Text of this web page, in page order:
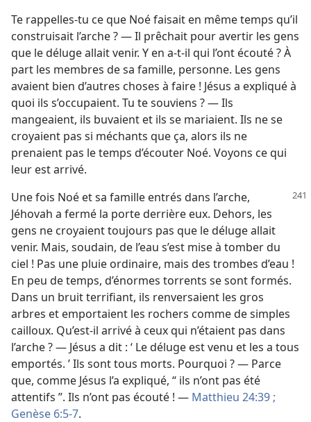
Te rappelles-​tu ce que Noé faisait en même temps qu’il
construisait l’arche ? — Il prêchait pour avertir les gens
que le déluge allait venir. Y en a-​t-​il qui l’ont écouté ? À
part les membres de sa famille, personne. Les gens
avaient bien d’autres choses à faire ! Jésus a expliqué à
quoi ils s’occupaient. Tu te souviens ? — Ils
mangeaient, ils buvaient et ils se mariaient. Ils ne se
croyaient pas si méchants que ça, alors ils ne
prenaient pas le temps d’écouter Noé. Voyons ce qui
leur est arrivé.
Une fois Noé et sa famille entrés dans l’arche,
Jéhovah a fermé la porte derrière eux. Dehors, les
gens ne croyaient toujours pas que le déluge allait
venir. Mais, soudain, de l’eau s’est mise à tomber du
ciel ! Pas une pluie ordinaire, mais des trombes d’eau !
En peu de temps, d’énormes torrents se sont formés.
Dans un bruit terrifiant, ils renversaient les gros
arbres et emportaient les rochers comme de simples
cailloux. Qu’est-​il arrivé à ceux qui n’étaient pas dans
l’arche ? — Jésus a dit : ‘ Le déluge est venu et les a tous
emportés. ’ Ils sont tous morts. Pourquoi ? — Parce
que, comme Jésus l’a expliqué, “ ils n’ont pas été
attentifs ”. Ils n’ont pas écouté ! — Matthieu 24:39 ;
Genèse 6:5-7.